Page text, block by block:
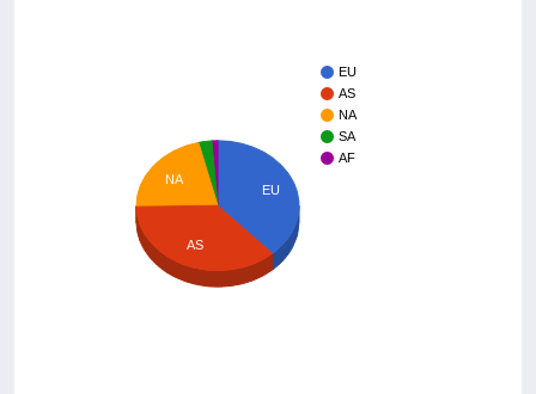
EU
AS
NA
SA
AF
EU
NA
AS